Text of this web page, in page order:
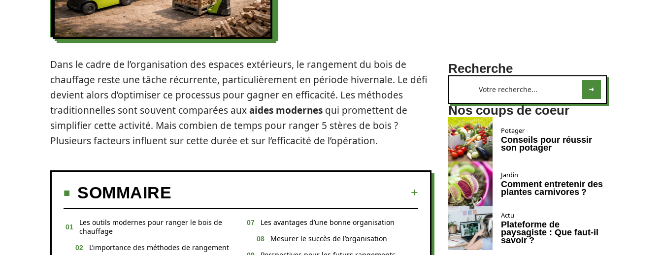
Dans le cadre de l’organisation des espaces extérieurs, le rangement du bois de
chauffage reste une tâche récurrente, particulièrement en période hivernale. Le défi
devient alors d’optimiser ce processus pour gagner en efficacité. Les méthodes
traditionnelles sont souvent comparées auxaides modernes qui promettent de
simplifier cette activité. Mais combien de temps pour ranger 5 stères de bois ?
Plusieurs facteurs influent sur cette durée et sur l’efficacité de l’opération.
SOMMAIRE
Les outils modernes pour ranger le bois de
chauffage
L’importance des méthodes de rangement
Les avantages d’une bonne organisation
Mesurer le succès de l’organisation
Recherche
Nos coups de coeur
Potager
Conseils pour réussir
son potager
Jardin
Comment entretenir des
plantes carnivores ?
Actu
Plateforme de
paysagiste : Que faut-il
savoir ?